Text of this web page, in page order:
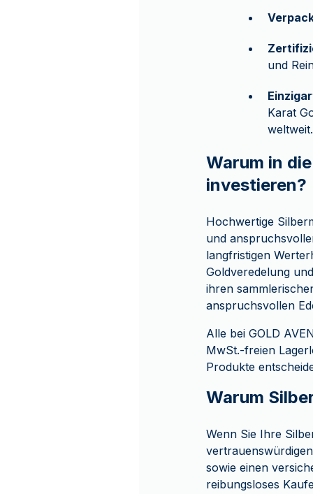
und
Karat
weltweit.
Warum in
investieren?
Hochwertige
und
langfristigen
Goldveredelung
ihren
anspruchsvollen
Alle bei GOLD
MwSt.-freien
Produkte
Warum
Wenn Sie Ihre
sowie einen
reibungsloses